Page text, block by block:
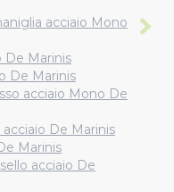
acciaio Mono
De Marinis
De Marinis
acciaio Mono De
De Marinis
Marinis
acciaio De